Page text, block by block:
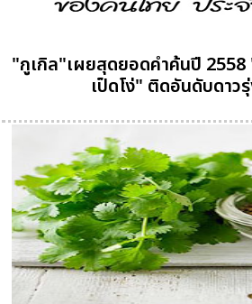
"กูเกิล"เผยสุดยอดคำค้นปี 2558
เป็ดโง่" ติดอันดับดาว